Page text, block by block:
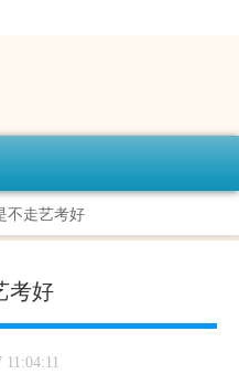
不走艺考好
考好
11:04:11